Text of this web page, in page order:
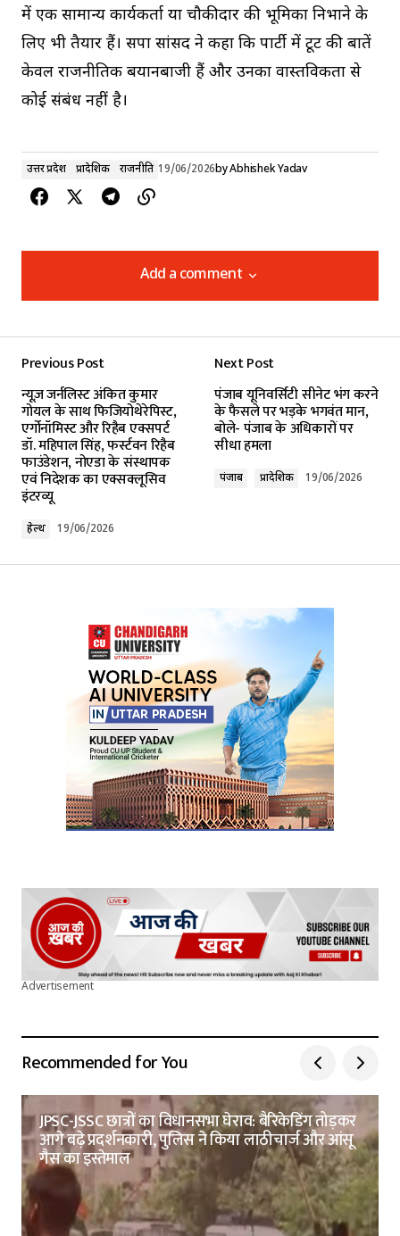
में एक सामान्य कार्यकर्ता या चौकीदार की भूमिका निभाने के
लिए भी तैयार हैं। सपा सांसद ने कहा कि पार्टी में टूट की बातें
केवल राजनीतिक बयानबाजी हैं और उनका वास्तविकता से
कोई संबंध नहीं है।
उत्तर प्रदेश प्रादेशिक राजनीति 19/06/2026byAbhishek Yadav
Add a comment
Add a comment
Required fields are marked*
Comment*
Submit Comment
Previous Post
न्यूज़ जर्नलिस्ट अंकित कुमार
गोयल के साथ फिजियोथेरेपिस्ट,
एर्गोनॉमिस्ट और रिहैब एक्सपर्ट
डॉ. महिपाल सिंह, फर्स्टवन रिहैब
फाउंडेशन, नोएडा के संस्थापक
एवं निदेशक का एक्सक्लूसिव
इंटरव्यू
हेल्थ 19/06/2026
Next Post
पंजाब यूनिवर्सिटी सीनेट भंग करने
के फैसले पर भड़के भगवंत मान,
बोले- पंजाब के अधिकारों पर
सीधा हमला
पंजाब प्रादेशिक 19/06/2026
Advertisement
Recommended for You
JPSC-JSSC छात्रों का विधानसभा घेराव: बैरिकेडिंग तोड़कर
आगे बढ़े प्रदर्शनकारी, पुलिस ने किया लाठीचार्ज और आंसू
गैस का इस्तेमाल